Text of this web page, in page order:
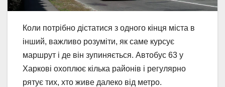
Коли потрібно дістатися з одного кінця міста в
інший, важливо розуміти, як саме курсує
маршрут і де він зупиняється. Автобус 63 у
Харкові охоплює кілька районів і регулярно
рятує тих, хто живе далеко від метро.